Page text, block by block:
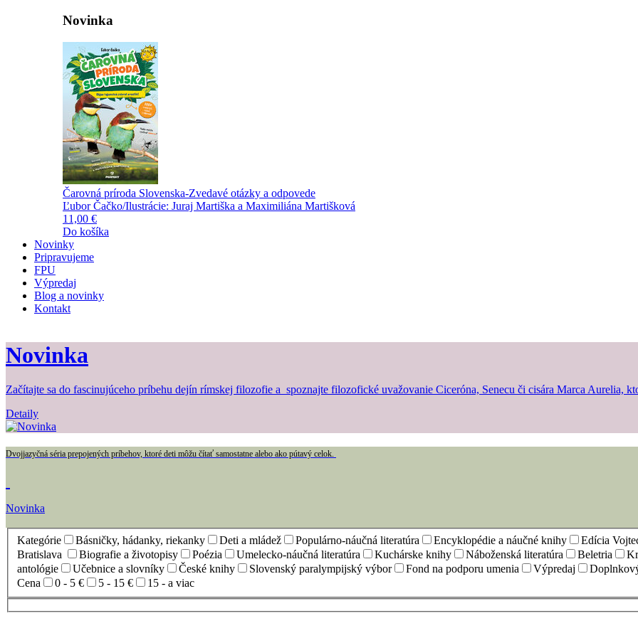
Novinka
Čarovná príroda Slovenska-Zvedavé otázky a odpovede
Ľubor Čačko/Ilustrácie: Juraj Martiška a Maximiliána Martišková
11,00 €
Do košíka
Novinky
Pripravujeme
FPU
Výpredaj
Blog a novinky
Kontakt
Novinka
Začítajte sa do fascinujúceho príbehu dejín rímskej filozofie a spoznajte filozofické uvažovanie Ciceróna, Senecu či cisára Marca Aurelia,
Detaily
Dvojjazyčná séria prepojených príbehov, ktoré deti môžu čítať samostatne alebo ako pútavý celok.
Novinka
Kategórie Básničky, hádanky, riekanky Deti a mládež Populárno-náučná literatúra Encyklopédie a náučné knihy Edícia
Bratislava
Biografie a životopisy Poézia Umelecko-náučná literatúra Kuchárske knihy Náboženská literatúra Beletria
antológie
Učebnice a slovníky České knihy Slovenský paralympijský výbor Fond na podporu umenia Výpredaj
Cena
0 - 5 € 5 - 15 € 15 - a viac